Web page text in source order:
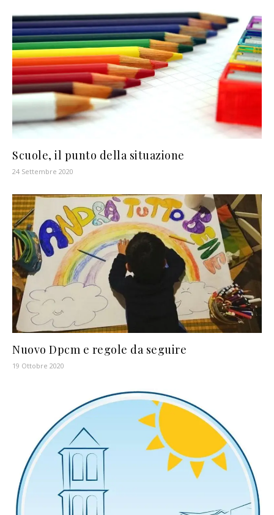
Scuole, il punto della situazione
24 Settembre 2020
Nuovo Dpcm e regole da seguire
19 Ottobre 2020